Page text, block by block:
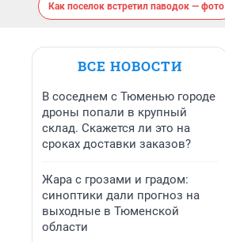
Как поселок встретил паводок — фото
ВСЕ НОВОСТИ
В соседнем с Тюменью городе
дроны попали в крупный
склад. Скажется ли это на
сроках доставки заказов?
Жара с грозами и градом:
синоптики дали прогноз на
выходные в Тюменской
области